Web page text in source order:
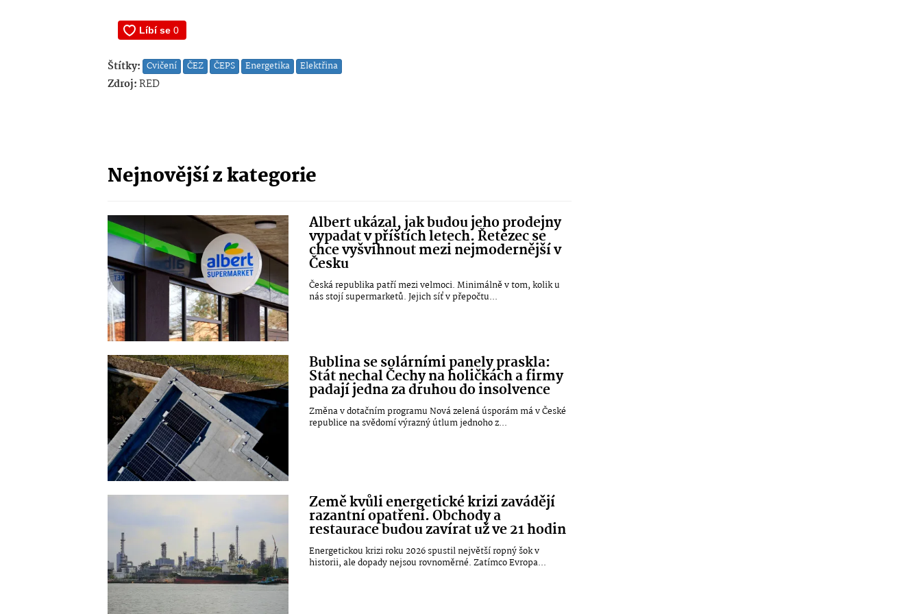
Štítky: Cvičení ČEZ ČEPS Energetika Elektřina
Zdroj:RED
Nejnovější z kategorie
Albert ukázal, jak budou jeho prodejny
vypadat v příštích letech. Řetězec se
chce vyšvihnout mezi nejmodernější v
Česku
Česká republika patří mezi velmoci. Minimálně v tom, kolik u
nás stojí supermarketů. Jejich síť v přepočtu...
Bublina se solárními panely praskla:
Stát nechal Čechy na holičkách a firmy
padají jedna za druhou do insolvence
Změna v dotačním programu Nová zelená úsporám má v České
republice na svědomí výrazný útlum jednoho z...
Země kvůli energetické krizi zavádějí
razantní opatření. Obchody a
restaurace budou zavírat už ve 21 hodin
Energetickou krizi roku 2026 spustil největší ropný šok v
historii, ale dopady nejsou rovnoměrné. Zatímco Evropa...